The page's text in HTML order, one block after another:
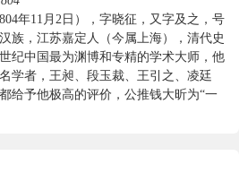
年11月2日），字晓征，又字及之，号
族，江苏嘉定人（今属上海），清代史
纪中国最为渊博和专精的学术大师，他
学者，王昶、段玉裁、王引之、凌廷
给予他极高的评价，公推钱大昕为“一